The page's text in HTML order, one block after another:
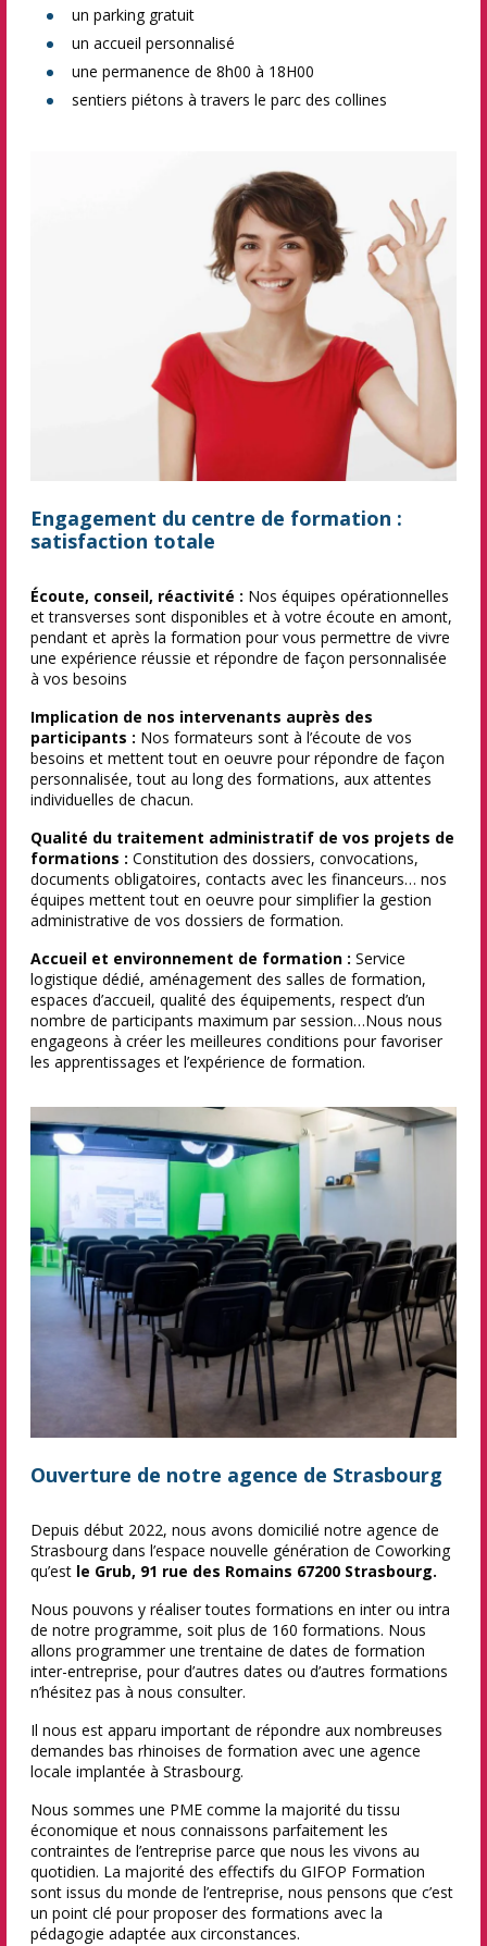
un parking gratuit
un accueil personnalisé
une permanence de 8h00 à 18H00
sentiers piétons à travers le parc des collines
Engagement du centre de formation :
satisfaction totale
Écoute, conseil, réactivité : Nos équipes opérationnelles
et transverses sont disponibles et à votre écoute en amont,
pendant et après la formation pour vous permettre de vivre
une expérience réussie et répondre de façon personnalisée
à vos besoins
Implication de nos intervenants auprès des
participants : Nos formateurs sont à l’écoute de vos
besoins et mettent tout en oeuvre pour répondre de façon
personnalisée, tout au long des formations, aux attentes
individuelles de chacun.
Qualité du traitement administratif de vos projets de
formations : Constitution des dossiers, convocations,
documents obligatoires, contacts avec les financeurs… nos
équipes mettent tout en oeuvre pour simplifier la gestion
administrative de vos dossiers de formation.
Accueil et environnement de formation : Service
logistique dédié, aménagement des salles de formation,
espaces d’accueil, qualité des équipements, respect d’un
nombre de participants maximum par session…Nous nous
engageons à créer les meilleures conditions pour favoriser
les apprentissages et l’expérience de formation.
Ouverture de notre agence de Strasbourg
Depuis début 2022, nous avons domicilié notre agence de
Strasbourg dans l’espace nouvelle génération de Coworking
qu’est le Grub, 91 rue des Romains 67200 Strasbourg.
Nous pouvons y réaliser toutes formations en inter ou intra
de notre programme, soit plus de 160 formations. Nous
allons programmer une trentaine de dates de formation
inter-entreprise, pour d’autres dates ou d’autres formations
n’hésitez pas à nous consulter.
Il nous est apparu important de répondre aux nombreuses
demandes bas rhinoises de formation avec une agence
locale implantée à Strasbourg.
Nous sommes une PME comme la majorité du tissu
économique et nous connaissons parfaitement les
contraintes de l’entreprise parce que nous les vivons au
quotidien. La majorité des effectifs du GIFOP Formation
sont issus du monde de l’entreprise, nous pensons que c’est
un point clé pour proposer des formations avec la
pédagogie adaptée aux circonstances.